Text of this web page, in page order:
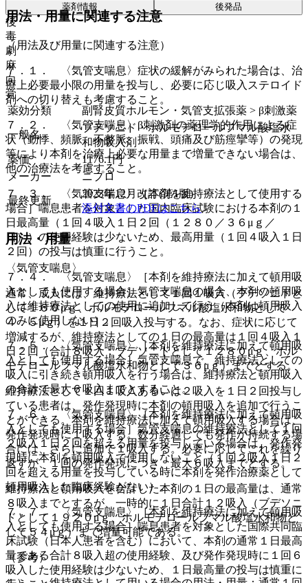
用法・用量に関連する注意
（用法及び用量に関連する注意）
７．１． 〈気管支喘息〉症状の緩解がみられた場合は、治
療上必要最小限の用量を投与し、必要に応じ吸入ステロイド
剤への切り替えも考慮すること。
７．２． 〈気管支喘息〉β刺激剤の薬理学的作用による症
状（動悸、頻脈、不整脈、振戦、頭痛及び筋痙攣等）の発現
等により本剤を治療上必要な用量まで増量できない場合は、
他の治療法を考慮すること。
７．３． 〈気管支喘息〉［本剤を維持療法として使用する
場合］喘息患者を対象とした国内臨床試験における本剤の１
日最高量（１回４吸入１日２回（１２８０／３６μｇ／
日））の使用経験は少ないため、最高用量（１回４吸入１日
２回）の投与は慎重に行うこと。
７．４． 〈気管支喘息〉［本剤を維持療法に加えて頓用吸
入としても使用する場合］気管支喘息の場合、本剤の頓用吸
入は維持療法としての使用に追加して行う（本剤は頓用吸入
のみに使用しない）。
７．５． 〈気管支喘息〉［本剤を維持療法に加えて頓用吸
入としても使用する場合］気管支喘息で、維持療法としての
吸入に引き続き頓用吸入を行う場合は、維持療法と頓用吸入
の合計で最大６吸入までとすること。
７．６． 〈気管支喘息〉［本剤を維持療法に加えて頓用吸
入としても使用する場合］気管支喘息の維持療法として１回
２吸入１日２回を超える用量を投与している場合は、発作発
現時に本剤を頓用吸入で使用しないこと（１回２吸入１日２
回を超える用量を投与している時に本剤を発作治療薬として
頓用吸入した臨床経験がない）。
７．７． 〈気管支喘息〉［本剤を維持療法に加えて頓用吸
入としても使用する場合］喘息患者を対象とした国際共同臨
床試験（日本人患者を含む）において、本剤の通常１日最高
量である合計８吸入超の使用経験、及び発作発現時に１回６
吸入した使用経験は少ないため、１日最高量の投与は慎重に
薬剤情報 後発品
後
毒
劇
麻
向
覚
薬効分類
副腎皮質ホルモン・気管支拡張薬 > β刺激薬
一般名
ブデソニド・ホルモテロールフマル酸塩水
和物吸入剤
薬価
1176.1円
メーカー
ニプロ
最終更新
2023年12月改訂(第1版)
添付文書のPDFはこちら
用法・用量
〈気管支喘息〉
通常、成人には、維持療法として１回１吸入（ブデソニドと
して１６０μｇ、ホルモテロールフマル酸塩水和物として
４．５μｇ）を１日２回吸入投与する。なお、症状に応じて
増減するが、維持療法としての１日の最高量は１回４吸入１
日２回（合計８吸入：ブデソニドとして１２８０μｇ、ホル
モテロールフマル酸塩水和物として３６μｇ）までとする。
維持療法として１回１吸入あるいは２吸入を１日２回投与し
ている患者は、発作発現時に本剤の頓用吸入を追加で行うこ
とができる。本剤を維持療法に加えて頓用吸入する場合は、
発作発現時に１吸入する。数分経過しても発作が持続する場
合には、さらに追加で１吸入する。必要に応じてこれを繰り
返すが、１回の発作発現につき、最大６吸入までとする。
維持療法と頓用吸入を合計した本剤の１日の最高量は、通常
８吸入までとするが、一時的に１日合計１２吸入（ブデソニ
ドとして１９２０μｇ、ホルモテロールフマル酸塩水和物と
して５４μｇ）まで増量可能である。
（参考）